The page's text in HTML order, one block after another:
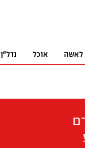
לאשה אוכל נדל"ן